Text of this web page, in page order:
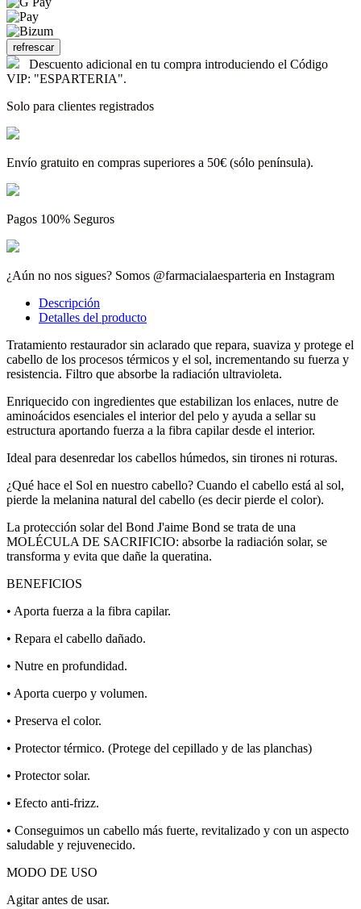
Descuento adicional en tu compra introduciendo el Código
VIP: "ESPARTERIA".
Solo para clientes registrados
Envío gratuito en compras superiores a 50€ (sólo península).
Pagos 100% Seguros
¿Aún no nos sigues? Somos @farmacialaesparteria en Instagram
Descripción
Detalles del producto
Tratamiento restaurador sin aclarado que repara, suaviza y protege el
cabello de los procesos térmicos y el sol, incrementando su fuerza y
resistencia. Filtro que absorbe la radiación ultravioleta.
Enriquecido con ingredientes que estabilizan los enlaces, nutre de
aminoácidos esenciales el interior del pelo y ayuda a sellar su
estructura aportando fuerza a la fibra capilar desde el interior.
Ideal para desenredar los cabellos húmedos, sin tirones ni roturas.
¿Qué hace el Sol en nuestro cabello? Cuando el cabello está al sol,
pierde la melanina natural del cabello (es decir pierde el color).
La protección solar del Bond J'aime Bond se trata de una
MOLÉCULA DE SACRIFICIO: absorbe la radiación solar, se
transforma y evita que dañe la queratina.
BENEFICIOS
• Aporta fuerza a la fibra capilar.
• Repara el cabello dañado.
• Nutre en profundidad.
• Aporta cuerpo y volumen.
• Preserva el color.
• Protector térmico. (Protege del cepillado y de las planchas)
• Protector solar.
• Efecto anti-frizz.
• Conseguimos un cabello más fuerte, revitalizado y con un aspecto
saludable y rejuvenecido.
MODO DE USO
Agitar antes de usar.